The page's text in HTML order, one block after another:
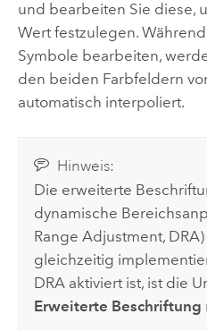
und bearbeiten Sie diese,
Wert festzulegen.
Symbole bearbeiten,
den beiden Farbfeldern
automatisch interpoliert.
Hinweis:
Die erweiterte
dynamische
Range Adjustment,
gleichzeitig
DRA aktiviert ist, ist die
Erweiterte Beschriftung